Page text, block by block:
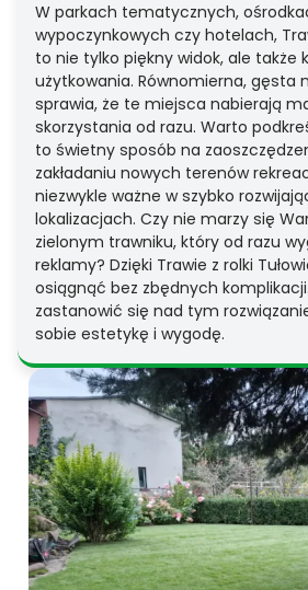
W parkach tematycznych,
wypoczynkowych czy hotelach,
to nie tylko piękny widok, ale także
użytkowania. Równomierna, gęsta
sprawia, że te miejsca nabierają
skorzystania od razu. Warto
to świetny sposób na
zakładaniu nowych terenów
niezwykle ważne w szybko
lokalizacjach. Czy nie marzy się
zielonym trawniku, który od razu
reklamy? Dzięki Trawie z rolki
osiągnąć bez zbędnych
zastanowić się nad tym
sobie estetykę i wygodę.